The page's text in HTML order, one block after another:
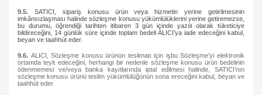
9.5.
SATICI, sipariş konusu ürün veya hizmetin yerine getirilmesinin
imkânsızlaşması halinde sözleşme konusu yükümlülüklerini yerine getiremezse,
bu durumu, öğrendiği tarihten itibaren 3 gün içinde yazılı olarak tüketiciye
bildireceğini, 14 günlük süre içinde toplam bedeli ALICI’ya iade edeceğini kabul,
beyan ve taahhüt eder.
9.6. ALICI, Sözleşme konusu ürünün teslimatı için işbu Sözleşme’yi elektronik
ortamda teyit edeceğini, herhangi bir nedenle sözleşme konusu ürün bedelinin
ödenmemesi ve/veya banka kayıtlarında iptal edilmesi halinde, SATICI’nın
sözleşme konusu ürünü teslim yükümlülüğünün sona ereceğini kabul, beyan ve
taahhüt eder.